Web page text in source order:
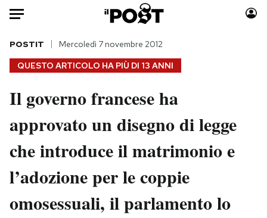
Auto
HOME
Italia
Politica
Tecnologia
Scienza
Cultura
Moda
Consumismi
Storie/Idee
Media
Europa
QUESTO ARTICOLO HA PIÙ DI 13 ANNI
POSTIT Mercoledì 7 novembre 2012
Il governo francese ha
approvato un disegno di legge
che introduce il matrimonio e
l’adozione per le coppie
omosessuali, il parlamento lo